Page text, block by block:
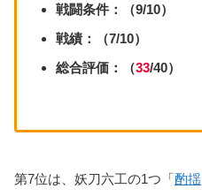
戦闘条件：（9/10）
戦績：（7/10）
総合評価：（33/40）
第7位は、妖刀六工の1つ「酌揺